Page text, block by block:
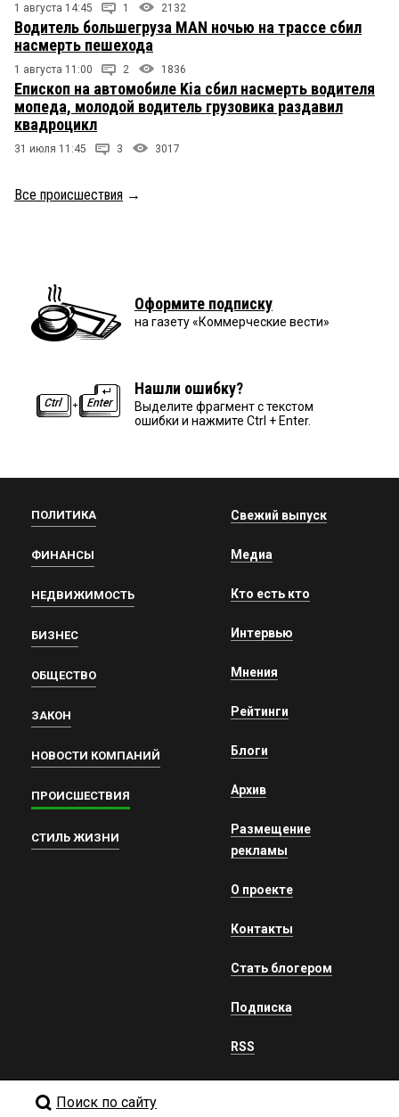
1 августа 14:45 1 2132
Водитель большегруза MAN ночью на трассе сбил
насмерть пешехода
1 августа 11:00 2 1836
Епископ на автомобиле Kia сбил насмерть водителя
мопеда, молодой водитель грузовика раздавил
квадроцикл
31 июля 11:45 3 3017
Все происшествия →
Оформите подписку
на газету «Коммерческие вести»
Нашли ошибку?
Выделите фрагмент с текстом
ошибки и нажмите Ctrl + Enter.
ПОЛИТИКА
ФИНАНСЫ
НЕДВИЖИМОСТЬ
БИЗНЕС
ОБЩЕСТВО
ЗАКОН
НОВОСТИ КОМПАНИЙ
ПРОИСШЕСТВИЯ
СТИЛЬ ЖИЗНИ
Свежий выпуск
Медиа
Кто есть кто
Интервью
Мнения
Рейтинги
Блоги
Архив
Размещение
рекламы
О проекте
Контакты
Стать блогером
Подписка
RSS
Поиск по сайту